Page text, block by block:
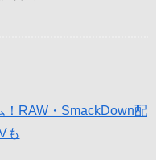
！RAW・SmackDown配
も